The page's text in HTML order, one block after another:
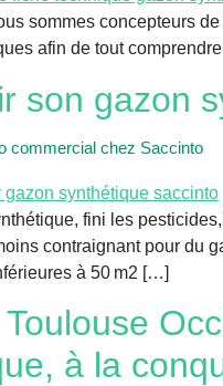
sommes concepteurs
afin de tout
son gazon
commercial chez Saccinto
fini les
contraignant pour du
à 50 m2 […]
à la